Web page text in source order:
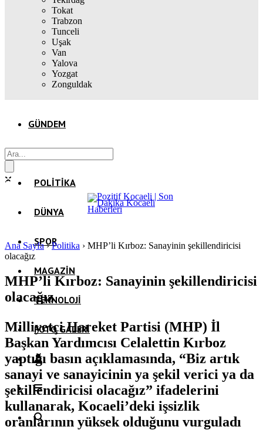
Tokat
Trabzon
Tunceli
Uşak
Van
Yalova
Yozgat
Zonguldak
GÜNDEM
POLITIKA
DÜNYA
SPOR
MAGAZIN
TEKNOLOJI
FOTO GALERI
Ana Sayfa›Politika › MHP’li Kırboz: Sanayinin şekillendiricisi
olacağız
MHP’li Kırboz: Sanayinin şekillendiricisi
olacağız
Milliyetçi Hareket Partisi (MHP) İl
Başkan Yardımcısı Celalettin Kırboz
yaptığı basın açıklamasında, “Biz artık
sanayi ve sanayicinin ya şekil verici ya da
şekillendiricisi olacağız” ifadelerini
kullanarak, Kocaeli’deki işsizlik
oranlarının yüksek olduğunu vurguladı